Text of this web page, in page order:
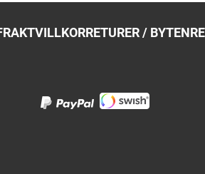
RETURER / BYTEN